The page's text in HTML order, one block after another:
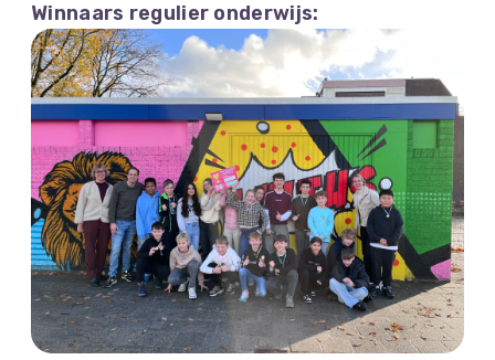
Winnaars regulier onderwijs: